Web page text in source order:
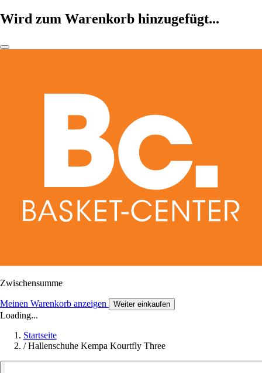
Wird zum Warenkorb hinzugefügt...
Zwischensumme
Meinen Warenkorb anzeigen Weiter einkaufen
Loading...
Startseite
/ Hallenschuhe Kempa Kourtfly Three